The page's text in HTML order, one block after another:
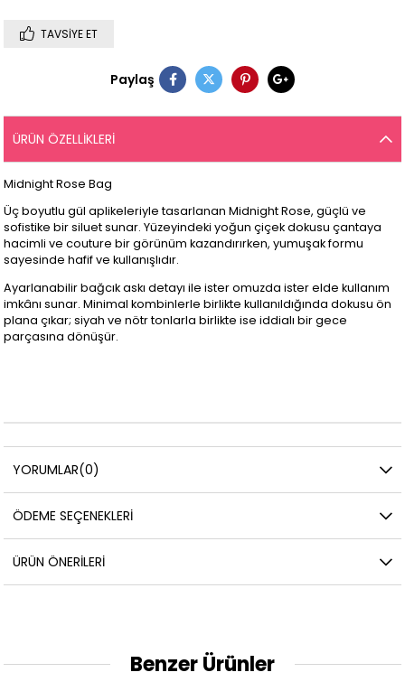
TAVSIYE ET
Paylaş
ÜRÜN ÖZELLIKLERI
Midnight Rose Bag
Üç boyutlu gül aplikeleriyle tasarlanan Midnight Rose, güçlü ve
sofistike bir siluet sunar. Yüzeyindeki yoğun çiçek dokusu çantaya
hacimli ve couture bir görünüm kazandırırken, yumuşak formu
sayesinde hafif ve kullanışlıdır.
Ayarlanabilir bağcık askı detayı ile ister omuzda ister elde kullanım
imkânı sunar. Minimal kombinlerle birlikte kullanıldığında dokusu ön
plana çıkar; siyah ve nötr tonlarla birlikte ise iddialı bir gece
parçasına dönüşür.
YORUMLAR(0)
ÖDEME SEÇENEKLERI
ÜRÜN ÖNERILERI
Benzer Ürünler